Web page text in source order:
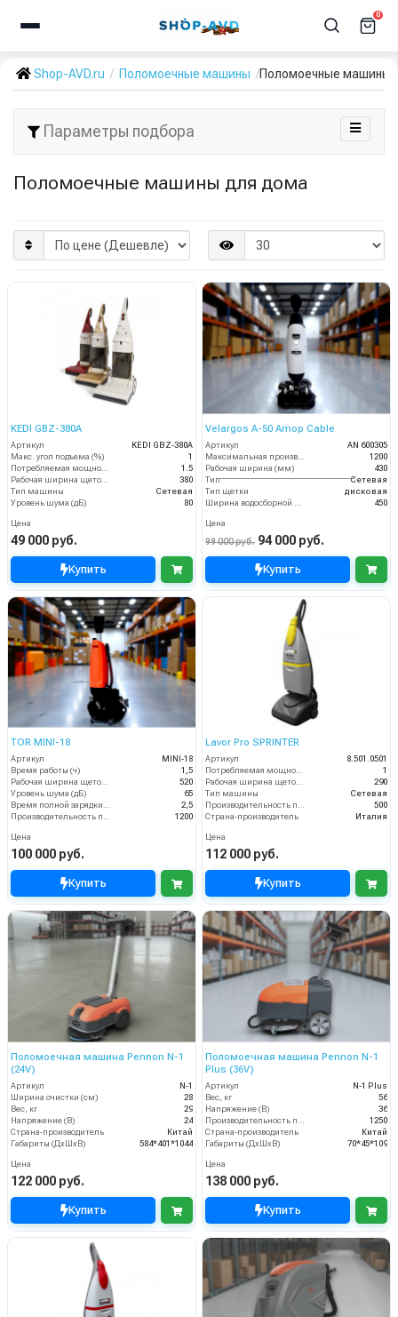
0
Shop-AVD.ru Поломоечные машины Поломоечные машины
Параметры подбора
Поломоечные машины для дома
KEDI GBZ-380A
Артикул
KEDI GBZ-380A
Макс. угол подъема (%)
1
1.5
380
Тип машины
Сетевая
Уровень шума (дБ)
80
Цена
49 000 руб.
Купить
Velargos A-50 Amop Cable
Артикул
AN 600305
1200
Рабочая ширина (мм)
430
Тип
Сетевая
Тип щетки
дисковая
450
Цена
99 000 руб. 94 000 руб.
Купить
TOR MINI-18
Артикул
MINI-18
Время работы (ч)
1,5
Рабочая ширина щеток (мм)
520
Уровень шума (дБ)
65
Время полной зарядки аккумулятора (ч)
2,5
Производительность по площади (м2/ч)
1200
Цена
100 000 руб.
Купить
Lavor Pro SPRINTER
Артикул
8.501.0501
Потребляемая мощность (кВт)
1
Рабочая ширина щеток (мм)
290
Тип машины
Сетевая
Производительность по площади (м2/ч)
500
Страна-производитель
Италия
Цена
112 000 руб.
Купить
Поломоечная машина Pennon N-1
(24V)
Артикул
N-1
Ширина очистки (см)
28
Вес, кг
29
Напряжение (В)
24
Страна-производитель
Китай
Габариты (ДхШхВ)
584*401*1044
Цена
122 000 руб.
Купить
Поломоечная машина Pennon N-1
Plus (36V)
Артикул
N-1 Plus
Вес, кг
56
Напряжение (В)
36
Производительность по площади (м2/ч)
1250
Страна-производитель
Китай
Габариты (ДхШхВ)
70*45*109
Цена
138 000 руб.
Купить